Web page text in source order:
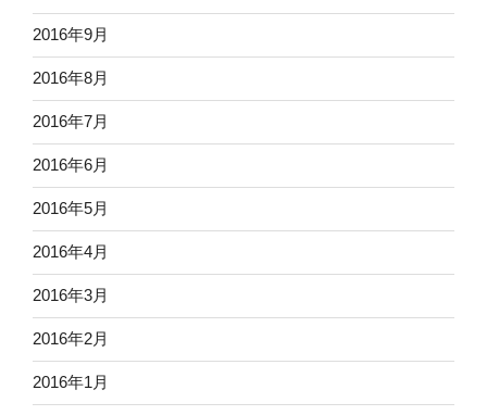
2016年9月
2016年8月
2016年7月
2016年6月
2016年5月
2016年4月
2016年3月
2016年2月
2016年1月